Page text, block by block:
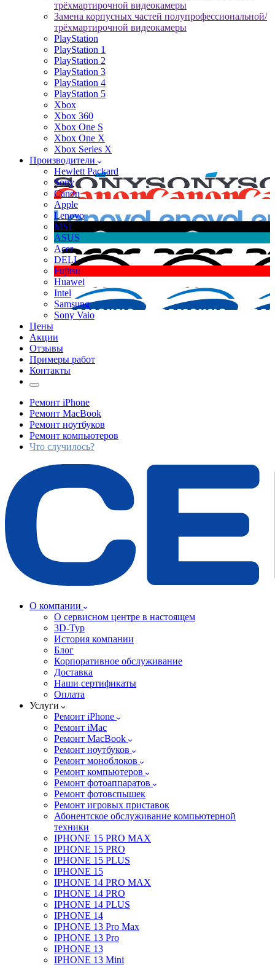
трёхмартирочной видеокамеры
Замена корпусных частей полупрофессиональной/
трёхмартирочной видеокамеры
PlayStation
PlayStation 1
PlayStation 2
PlayStation 3
PlayStation 4
PlayStation 5
Xbox
Xbox 360
Xbox One S
Xbox One X
Xbox Series X
Производители
Hewlett Packard
Sony
Canon
Apple
Lenovo
MSI
ASUS
Acer
DELL
Fujitsu
Huawei
Intel
Samsung
Sony Vaio
Цены
Акции
Отзывы
Примеры работ
Контакты
Ремонт iPhone
Ремонт MacBook
Ремонт ноутбуков
Ремонт компьютеров
Что случилось?
О компании
О сервисном центре в настоящем
3D-Тур
История компании
Блог
Корпоративное обслуживание
Доставка
Наши сертификаты
Оплата
Услуги
Ремонт iPhone
Ремонт iMac
Ремонт MacBook
Ремонт ноутбуков
Ремонт моноблоков
Ремонт компьютеров
Ремонт фотоаппаратов
Ремонт фотовспышек
Ремонт игровых приставок
Абонентское обслуживание компьютерной
техники
IPHONE 15 PRO MAX
IPHONE 15 PRO
IPHONE 15 PLUS
IPHONE 15
IPHONE 14 PRO MAX
IPHONE 14 PRO
IPHONE 14 PLUS
IPHONE 14
IPHONE 13 Pro Max
IPHONE 13 Pro
IPHONE 13
IPHONE 13 Mini